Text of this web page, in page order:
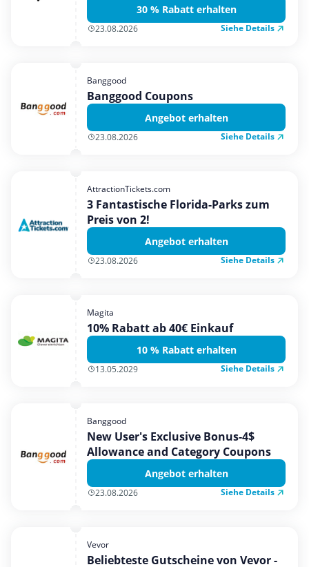
30 % Rabatt erhalten
23.08.2026 Siehe Details
Banggood
Banggood Coupons
Angebot erhalten
23.08.2026 Siehe Details
AttractionTickets.com
3 Fantastische Florida-Parks zum
Preis von 2!
Angebot erhalten
23.08.2026 Siehe Details
Magita
10% Rabatt ab 40€ Einkauf
10 % Rabatt erhalten
13.05.2029 Siehe Details
Banggood
New User's Exclusive Bonus-4$
Allowance and Category Coupons
Angebot erhalten
23.08.2026 Siehe Details
Vevor
Beliebteste Gutscheine von Vevor -